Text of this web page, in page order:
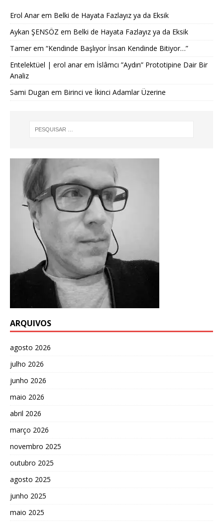
Erol Anarem Belki de Hayata Fazlayız ya da Eksik
Aykan ŞENSÖZ em Belki de Hayata Fazlayız ya da Eksik
Tamerem “Kendinde Başlıyor İnsan Kendinde Bitiyor…”
Entelektüel | erol anarem İslâmcı ”Aydın” Prototipine Dair Bir
Analiz
Sami Dugan em Birinci ve İkinci Adamlar Üzerine
ARQUIVOS
agosto 2026
julho 2026
junho 2026
maio 2026
abril 2026
março 2026
novembro 2025
outubro 2025
agosto 2025
junho 2025
maio 2025